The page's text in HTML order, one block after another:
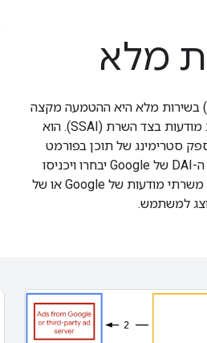
הטמעת מודעות דינמיות (DAI) בשירות מלא היא ההטמעה מקצה
לקצה של Google של הטמעת מודעות בצד השרת (SSAI). הוא
סטרימינג של תוכן בפורמט
HLS או MPEG DASH, ושרתי ה-DAI של Google יבחרו ויכניסו
מודעות מתאימות לסטרימינג, משרתי מודעות של Google או של
למשתמש.